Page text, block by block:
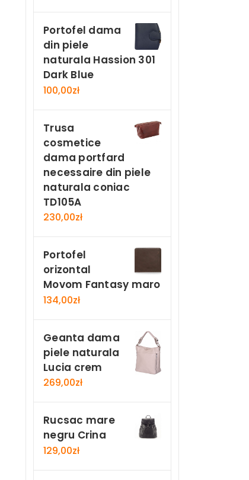
Portofel dama
din piele
naturala Hassion 301
Dark Blue
100,00zł
Trusa
cosmetice
dama portfard
necessaire din piele
naturala coniac
TD105A
230,00zł
Portofel
orizontal
Movom Fantasy maro
134,00zł
Geanta dama
piele naturala
Lucia crem
269,00zł
Rucsac mare
negru Crina
129,00zł